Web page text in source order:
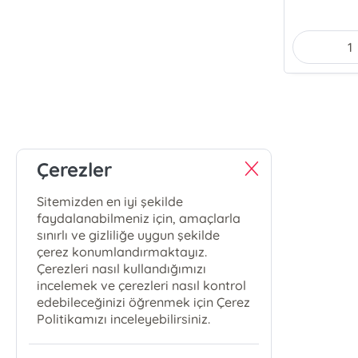
Çerezler
Sitemizden en iyi şekilde
faydalanabilmeniz için, amaçlarla
sınırlı ve gizliliğe uygun şekilde
çerez konumlandırmaktayız.
Çerezleri nasıl kullandığımızı
incelemek ve çerezleri nasıl kontrol
edebileceğinizi öğrenmek için Çerez
Politikamızı inceleyebilirsiniz.